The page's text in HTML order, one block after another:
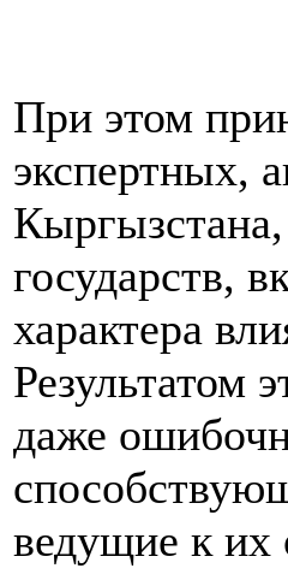
При этом
экспертных,
государств,
характера
Результатом
даже
ведущие к их